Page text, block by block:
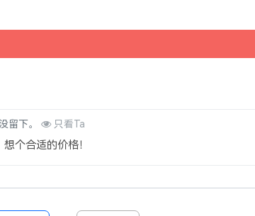
留下。 只看Ta
个合适的价格！